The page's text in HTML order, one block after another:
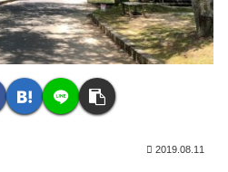
2019.08.11